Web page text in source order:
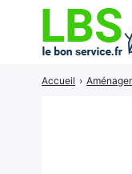
Accueil ›